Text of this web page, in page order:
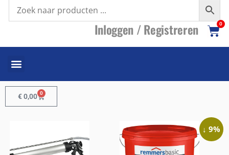
Inloggen /Registreren 0
€0,00 0
↓ 9%